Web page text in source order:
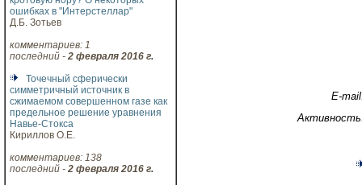
ошибках в "Интерстеллар"
Д.Б. Зотьев
комментариев: 1
последний - 2 февраля 2016 г.
Точечный сферически
симметричный источник в
сжимаемом совершенном газе как
предельное решение уравнения
Навье-Стокса
Кириллов О.Е.
комментариев: 138
последний - 2 февраля 2016 г.
E-